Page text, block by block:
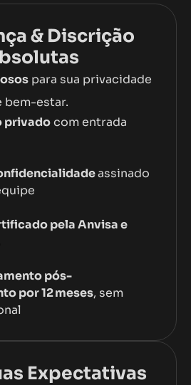
& Discrição
para sua privacidade
bem-estar.
privadocom entrada
assinado
pela Anvisa e
pós-
por 12 meses, sem
Expectativas